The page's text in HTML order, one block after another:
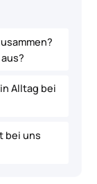
Alltag bei
bei uns